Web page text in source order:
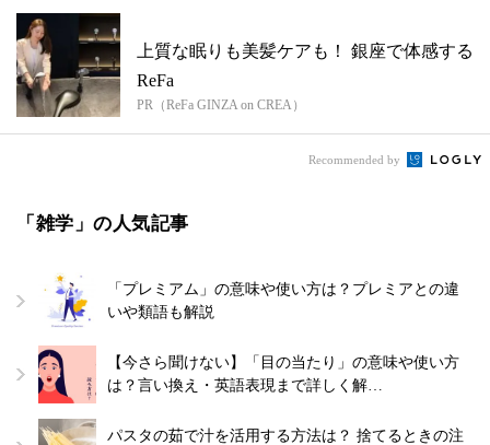
上質な眠りも美髪ケアも！ 銀座で体感する
ReFa
PR（ReFa GINZA on CREA）
Recommended by
「雑学」の人気記事
「プレミアム」の意味や使い方は？プレミアとの違
いや類語も解説
【今さら聞けない】「目の当たり」の意味や使い方
は？言い換え・英語表現まで詳しく解…
パスタの茹で汁を活用する方法は？ 捨てるときの注